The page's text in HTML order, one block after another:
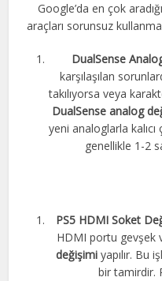
Google’da en çok
araçları sorunsuz
DualSense
karşılaşılan
takılıyorsa veya
DualSense analog
yeni analoglarla
genellikle 1-2
PS5 HDMI Soket
HDMI portu gevşek
değişimiyapılır. Bu
bir tamirdir.